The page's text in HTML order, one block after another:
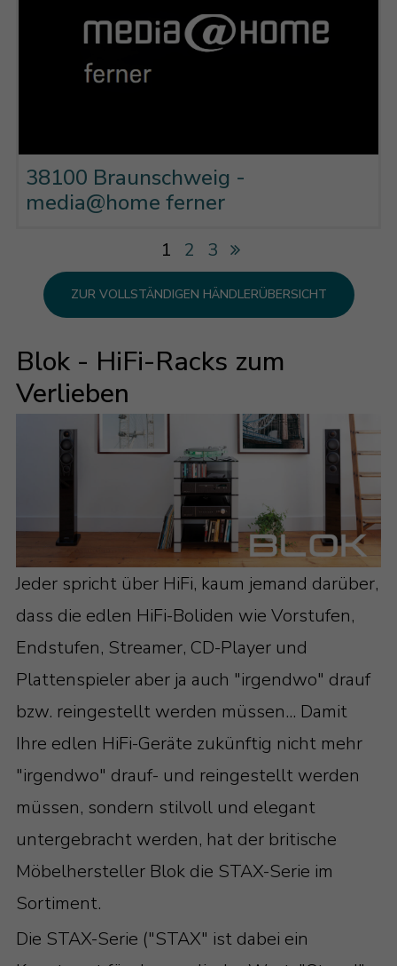
38100 Braunschweig -
media@home ferner
1 2 3
ZUR VOLLSTÄNDIGEN HÄNDLERÜBERSICHT
Blok - HiFi-Racks zum
Verlieben
Jeder spricht über HiFi, kaum jemand darüber,
dass die edlen HiFi-Boliden wie Vorstufen,
Endstufen, Streamer, CD-Player und
Plattenspieler aber ja auch "irgendwo" drauf
bzw. reingestellt werden müssen... Damit
Ihre edlen HiFi-Geräte zukünftig nicht mehr
"irgendwo" drauf- und reingestellt werden
müssen, sondern stilvoll und elegant
untergebracht werden, hat der britische
Möbelhersteller Blok die STAX-Serie im
Sortiment.
Die STAX-Serie ("STAX" ist dabei ein